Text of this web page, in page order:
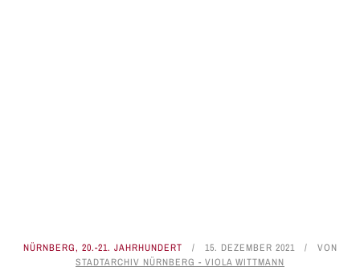
NÜRNBERG, 20.-21. JAHRHUNDERT 15. DEZEMBER 2021
VON
STADTARCHIV NÜRNBERG - VIOLA WITTMANN